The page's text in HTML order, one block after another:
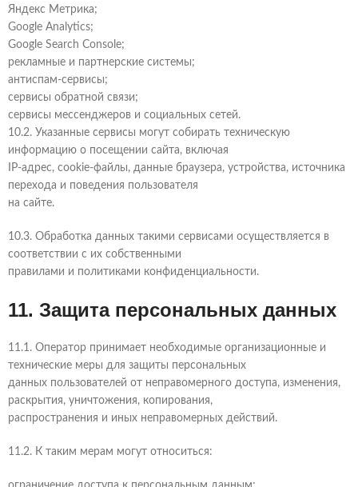
Яндекс Метрика;
Google Analytics;
Google Search Console;
рекламные и партнерские системы;
антиспам-сервисы;
сервисы обратной связи;
сервисы мессенджеров и социальных сетей.
10.2. Указанные сервисы могут собирать техническую
информацию о посещении сайта, включая
IP-адрес, cookie-файлы, данные браузера, устройства, источника
перехода и поведения пользователя
на сайте.
10.3. Обработка данных такими сервисами осуществляется в
соответствии с их собственными
правилами и политиками конфиденциальности.
11. Защита персональных данных
11.1. Оператор принимает необходимые организационные и
технические меры для защиты персональных
данных пользователей от неправомерного доступа, изменения,
раскрытия, уничтожения, копирования,
распространения и иных неправомерных действий.
11.2. К таким мерам могут относиться: